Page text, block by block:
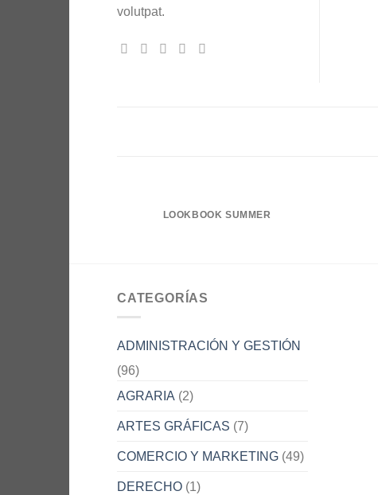
volutpat.
LOOKBOOK SUMMER
CATEGORÍAS
ADMINISTRACIÓN Y GESTIÓN
(96)
AGRARIA (2)
ARTES GRÁFICAS (7)
COMERCIO Y MARKETING (49)
DERECHO (1)